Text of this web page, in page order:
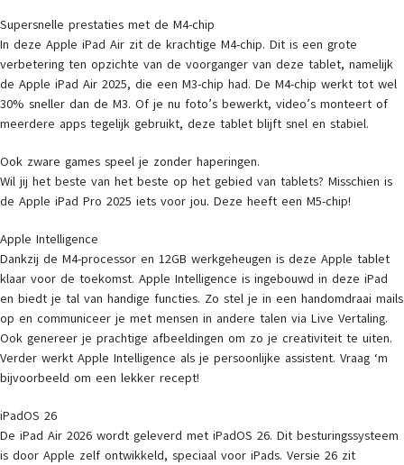
Supersnelle prestaties met de M4-chip
In deze Apple iPad Air zit de krachtige M4-chip. Dit is een grote
verbetering ten opzichte van de voorganger van deze tablet, namelijk
de Apple iPad Air 2025, die een M3-chip had. De M4-chip werkt tot wel
30% sneller dan de M3. Of je nu foto’s bewerkt, video’s monteert of
meerdere apps tegelijk gebruikt, deze tablet blijft snel en stabiel.
Ook zware games speel je zonder haperingen.
Wil jij het beste van het beste op het gebied van tablets? Misschien is
de Apple iPad Pro 2025 iets voor jou. Deze heeft een M5-chip!
Apple Intelligence
Dankzij de M4-processor en 12GB werkgeheugen is deze Apple tablet
klaar voor de toekomst. Apple Intelligence is ingebouwd in deze iPad
en biedt je tal van handige functies. Zo stel je in een handomdraai mails
op en communiceer je met mensen in andere talen via Live Vertaling.
Ook genereer je prachtige afbeeldingen om zo je creativiteit te uiten.
Verder werkt Apple Intelligence als je persoonlijke assistent. Vraag ‘m
bijvoorbeeld om een lekker recept!
iPadOS 26
De iPad Air 2026 wordt geleverd met iPadOS 26. Dit besturingssysteem
is door Apple zelf ontwikkeld, speciaal voor iPads. Versie 26 zit